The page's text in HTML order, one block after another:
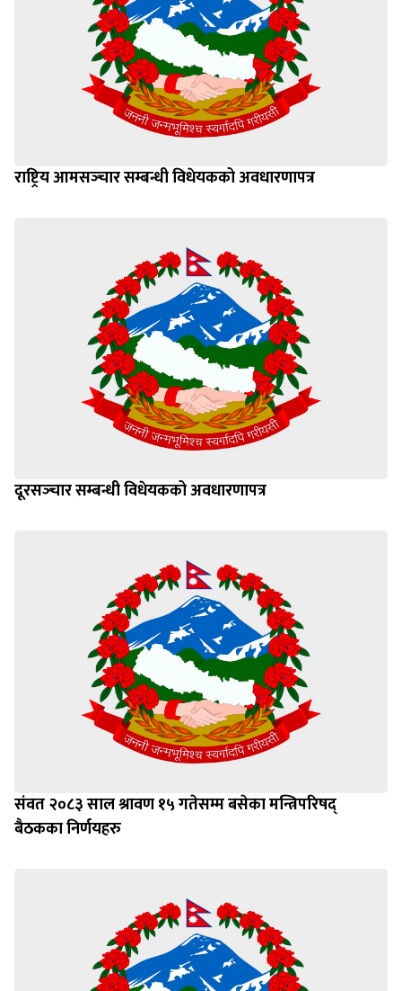
राष्ट्रिय आमसञ्‍चार सम्बन्धी विधेयकको अवधारणापत्र
दूरसञ्‍चार सम्बन्धी विधेयकको अवधारणापत्र
संवत २०८३ साल श्रावण १५ गतेसम्म बसेका मन्त्रिपरिषद्
बैठकका निर्णयहरु